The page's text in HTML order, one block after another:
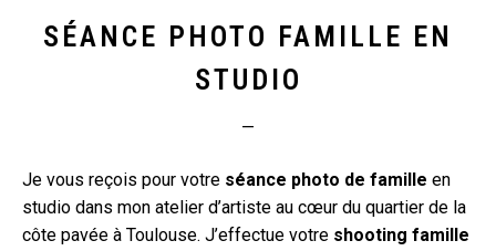
SÉANCE PHOTO FAMILLE EN
STUDIO
—
Je vous reçois pour votre séance photo de famille en
studio dans mon atelier d’artiste au cœur du quartier de la
côte pavée à Toulouse. J’effectue votre shooting famille